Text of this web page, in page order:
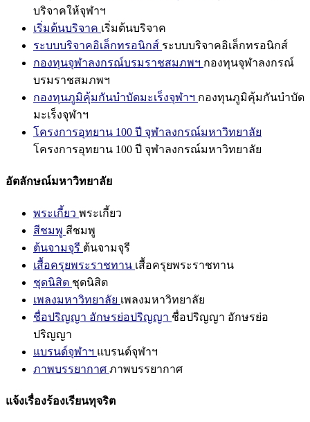
บริจาคให้จุฬาฯ
เริ่มต้นบริจาค เริ่มต้นบริจาค
ระบบบริจาคอิเล็กทรอนิกส์ ระบบบริจาคอิเล็กทรอนิกส์
กองทุนจุฬาลงกรณ์บรมราชสมภพฯ กองทุนจุฬาลงกรณ์
บรมราชสมภพฯ
กองทุนภูมิคุ้มกันบำบัดมะเร็งจุฬาฯ กองทุนภูมิคุ้มกันบำบัด
มะเร็งจุฬาฯ
โครงการอุทยาน 100 ปี จุฬาลงกรณ์มหาวิทยาลัย
โครงการอุทยาน 100 ปี จุฬาลงกรณ์มหาวิทยาลัย
อัตลักษณ์มหาวิทยาลัย
พระเกี้ยว พระเกี้ยว
สีชมพู สีชมพู
ต้นจามจุรี ต้นจามจุรี
เสื้อครุยพระราชทาน เสื้อครุยพระราชทาน
ชุดนิสิต ชุดนิสิต
เพลงมหาวิทยาลัย เพลงมหาวิทยาลัย
ชื่อปริญญา อักษรย่อปริญญา ชื่อปริญญา อักษรย่อ
ปริญญา
แบรนด์จุฬาฯ แบรนด์จุฬาฯ
ภาพบรรยากาศ ภาพบรรยากาศ
แจ้งเรื่องร้องเรียนทุจริต